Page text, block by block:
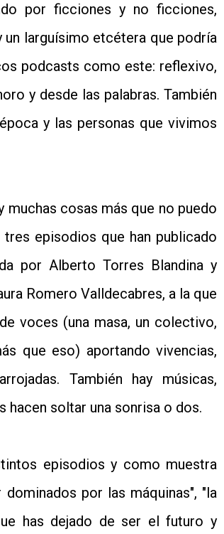
por ficciones y no ficciones,
larguísimo etcétera que podría
podcasts como este: reflexivo,
y desde las palabras. También
y las personas que vivimos
muchas cosas más que no puedo
episodios que han publicado
por Alberto Torres Blandina y
Romero Valldecabres, a la que
voces (una masa, un colectivo,
que eso) aportando vivencias,
También hay músicas,
hacen soltar una sonrisa o dos.
episodios y como muestra
por las máquinas", "la
has dejado de ser el futuro y